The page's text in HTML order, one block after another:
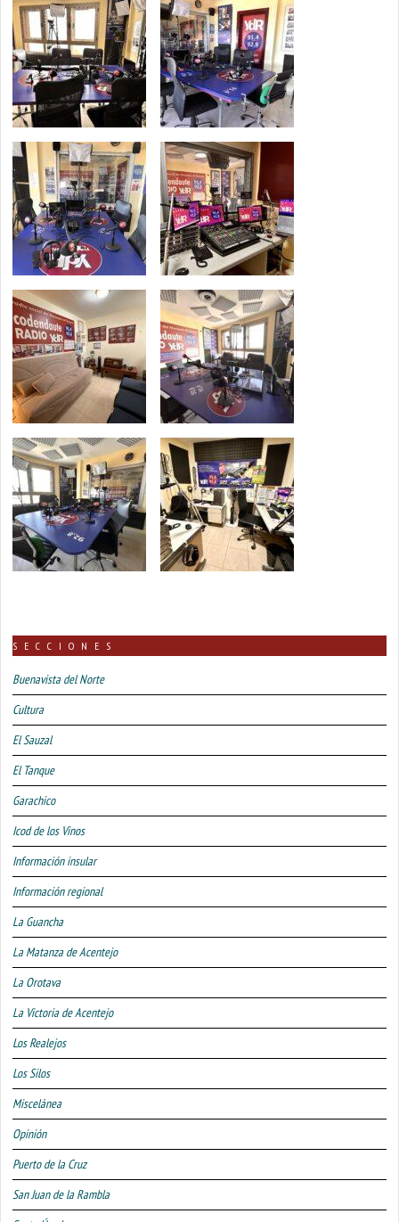
SECCIONES
Buenavista del Norte
Cultura
El Sauzal
El Tanque
Garachico
Icod de los Vinos
Información insular
Información regional
La Guancha
La Matanza de Acentejo
La Orotava
La Victoria de Acentejo
Los Realejos
Los Silos
Miscelánea
Opinión
Puerto de la Cruz
San Juan de la Rambla